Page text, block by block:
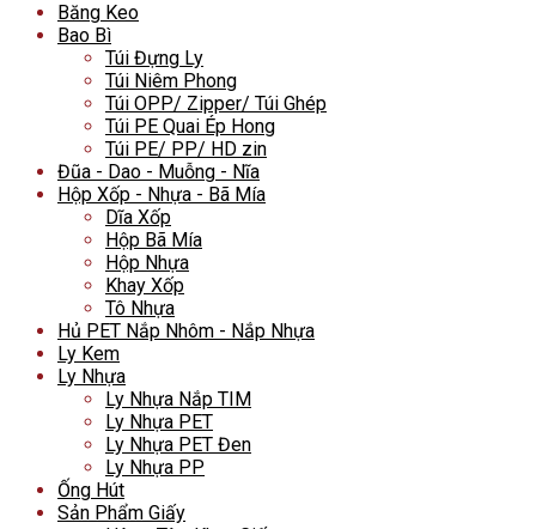
Băng Keo
Bao Bì
Túi Đựng Ly
Túi Niêm Phong
Túi OPP/ Zipper/ Túi Ghép
Túi PE Quai Ép Hong
Túi PE/ PP/ HD zin
Đũa - Dao - Muỗng - Nĩa
Hộp Xốp - Nhựa - Bã Mía
Dĩa Xốp
Hộp Bã Mía
Hộp Nhựa
Khay Xốp
Tô Nhựa
Hủ PET Nắp Nhôm - Nắp Nhựa
Ly Kem
Ly Nhựa
Ly Nhựa Nắp TIM
Ly Nhựa PET
Ly Nhựa PET Đen
Ly Nhựa PP
Ống Hút
Sản Phẩm Giấy